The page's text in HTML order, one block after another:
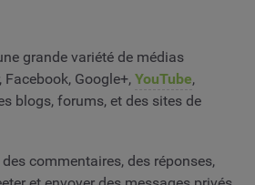
grande variété de médias
Google+, YouTube,
blogs, forums, et des sites de
commentaires, des réponses,